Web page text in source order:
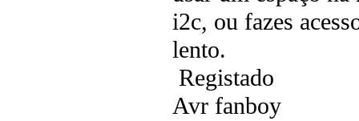
i2c, ou fazes
lento.
Registado
Avr fanboy